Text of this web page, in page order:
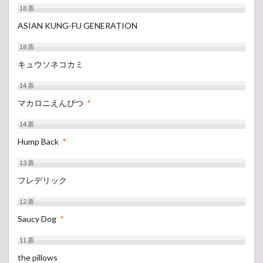
18票
ASIAN KUNG-FU GENERATION
18票
キュウソネコカミ
14票
マカロニえんぴつ *
14票
Hump Back *
13票
フレデリック
12票
Saucy Dog *
11票
the pillows